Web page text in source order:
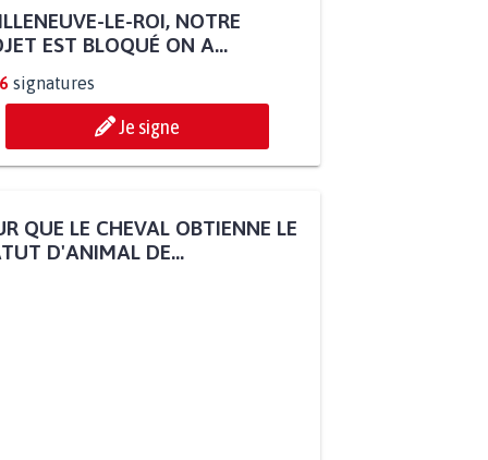
LE-ROI, NOTRE
EST BLOQUÉ ON A...
signatures
Je signe
QUE LE CHEVAL OBTIENNE LE
D'ANIMAL DE...